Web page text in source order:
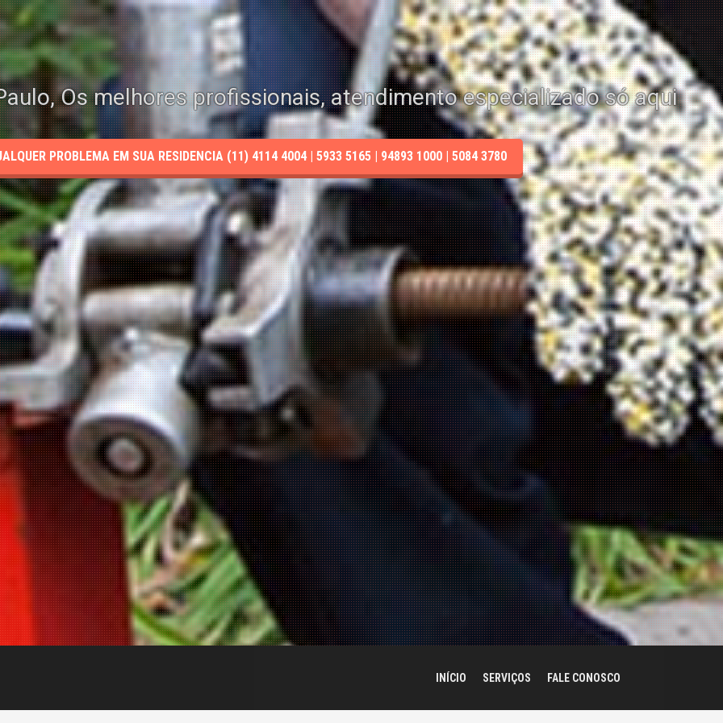
Os melhores profissionais, atendimento especializado só aqui
PROBLEMA EM SUA RESIDENCIA (11) 4114 4004 | 5933 5165 | 94893 1000 | 5084 3780
INÍCIO SERVIÇOS FALE CONOSCO